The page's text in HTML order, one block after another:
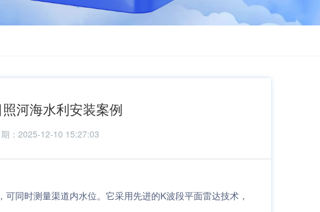
河海水利安装案例
：2025-12-10 15:27:03
同时测量渠道内水位。它采用先进的K波段平面雷达技术，